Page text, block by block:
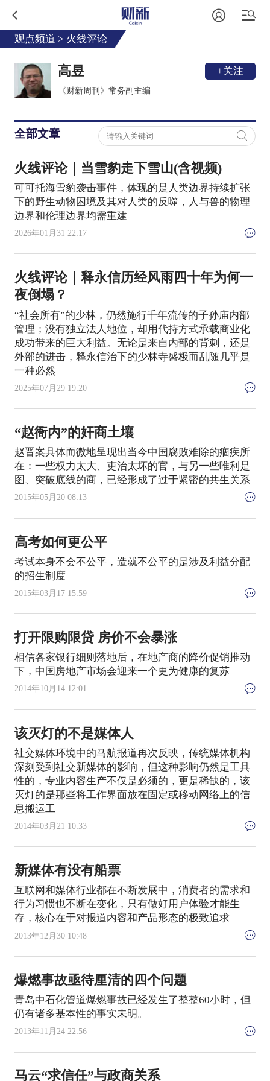
观点频道 > 火线评论
高昱 +关注
《财新周刊》常务副主编
全部文章
火线评论｜当雪豹走下雪山(含视频)
可可托海雪豹袭击事件，体现的是人类边界持续扩张
下的野生动物困境及其对人类的反噬，人与兽的物理
边界和伦理边界均需重建
2026年01月31 22:17
火线评论｜释永信历经风雨四十年为何一
夜倒塌？
“社会所有”的少林，仍然施行千年流传的子孙庙内部
管理；没有独立法人地位，却用代持方式承载商业化
成功带来的巨大利益。无论是来自内部的背刺，还是
外部的进击，释永信治下的少林寺盛极而乱随几乎是
一种必然
2025年07月29 19:20
“赵衙内”的奸商土壤
赵晋案具体而微地呈现出当今中国腐败难除的痼疾所
在：一些权力太大、吏治太坏的官，与另一些唯利是
图、突破底线的商，已经形成了过于紧密的共生关系
2015年05月20 08:13
高考如何更公平
考试本身不会不公平，造就不公平的是涉及利益分配
的招生制度
2015年03月17 15:59
打开限购限贷 房价不会暴涨
相信各家银行细则落地后，在地产商的降价促销推动
下，中国房地产市场会迎来一个更为健康的复苏
2014年10月14 12:01
该灭灯的不是媒体人
社交媒体环境中的马航报道再次反映，传统媒体机构
深刻受到社交新媒体的影响，但这种影响仍然是工具
性的，专业内容生产不仅是必须的，更是稀缺的，该
灭灯的是那些将工作界面放在固定或移动网络上的信
息搬运工
2014年03月21 10:33
新媒体有没有船票
互联网和媒体行业都在不断发展中，消费者的需求和
行为习惯也不断在变化，只有做好用户体验才能生
存，核心在于对报道内容和产品形态的极致追求
2013年12月30 10:48
爆燃事故亟待厘清的四个问题
青岛中石化管道爆燃事故已经发生了整整60小时，但
仍有诸多基本性的事实未明。
2013年11月24 22:56
马云“求信任”与政商关系